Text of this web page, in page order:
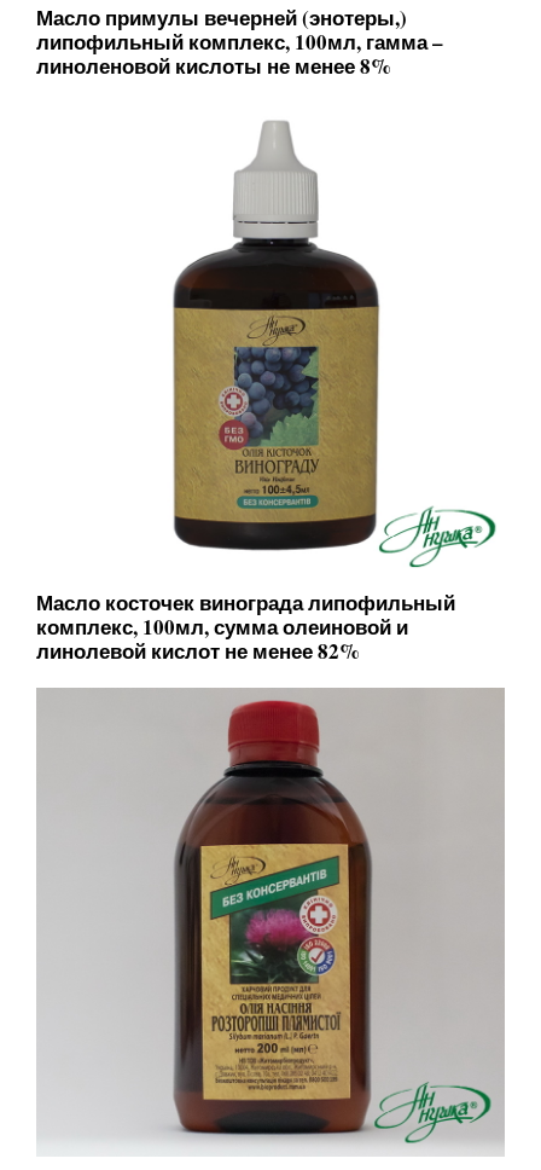
Масло примулы вечерней (энотеры,)
липофильный комплекс, 100мл, гамма –
линоленовой кислоты не менее 8%
Масло косточек винограда липофильный
комплекс, 100мл, сумма олеиновой и
линолевой кислот не менее 82%